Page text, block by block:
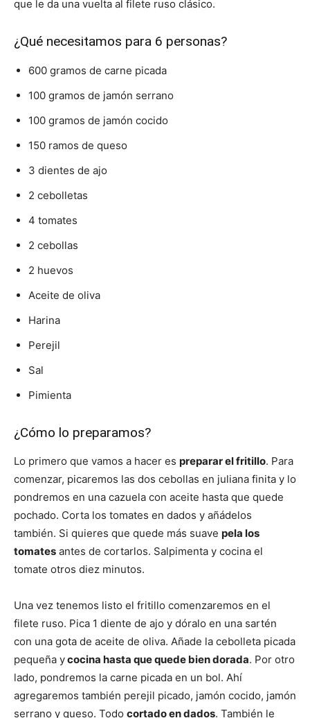
que le da una vuelta al filete ruso clásico.
¿Qué necesitamos para 6 personas?
600 gramos de carne picada
100 gramos de jamón serrano
100 gramos de jamón cocido
150 ramos de queso
3 dientes de ajo
2 cebolletas
4 tomates
2 cebollas
2 huevos
Aceite de oliva
Harina
Perejil
Sal
Pimienta
¿Cómo lo preparamos?
Lo primero que vamos a hacer es preparar el fritillo. Para
comenzar, picaremos las dos cebollas en juliana finita y lo
pondremos en una cazuela con aceite hasta que quede
pochado. Corta los tomates en dados y añádelos
también. Si quieres que quede más suave pela los
tomates antes de cortarlos. Salpimenta y cocina el
tomate otros diez minutos.
Una vez tenemos listo el fritillo comenzaremos en el
filete ruso. Pica 1 diente de ajo y dóralo en una sartén
con una gota de aceite de oliva. Añade la cebolleta picada
pequeña ycocina hasta que quede bien dorada. Por otro
lado, pondremos la carne picada en un bol. Ahí
agregaremos también perejil picado, jamón cocido, jamón
serrano y queso. Todo cortado en dados. También le